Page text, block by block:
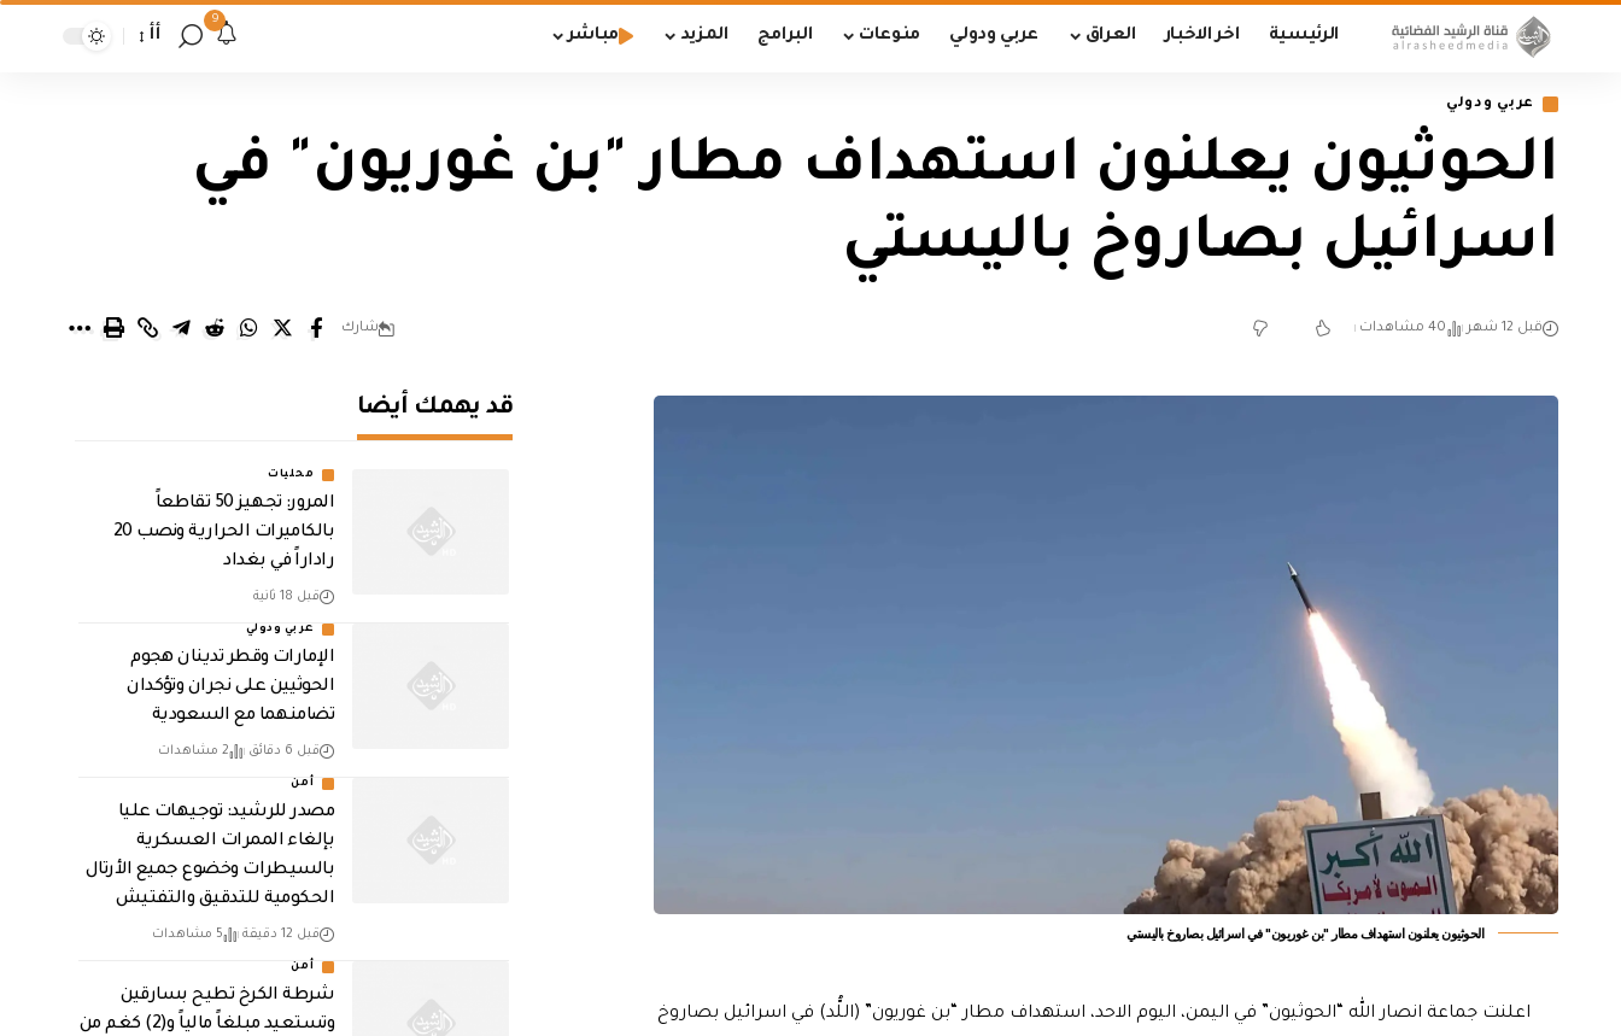
الرئيسية اخر الاخبار العراق عربي ودولي منوعات البرامج المزيد مباشر
9
أأ
عربي ودولي
الحوثيون يعلنون استهداف مطار "بن غوريون" في
اسرائيل بصاروخ باليستي
قبل 12 شهر 40 مشاهدات شارك
الحوثيون يعلنون استهداف مطار "بن غوريون" في اسرائيل بصاروخ باليستي
اعلنت جماعة انصار الله “الحوثيون” في اليمن، اليوم الاحد، استهداف مطار “بن غوريون” (اللُّد) في اسرائيل بصاروخ
قد يهمك أيضا
محليات
المرور: تجهيز 50 تقاطعاً
بالكاميرات الحرارية ونصب 20
راداراً في بغداد
قبل 18 ثانية
عربي ودولي
الإمارات وقطر تدينان هجوم
الحوثيين على نجران وتؤكدان
تضامنهما مع السعودية
قبل 6 دقائق 2 مشاهدات
أمن
مصدر للرشيد: توجيهات عليا
بإلغاء الممرات العسكرية
بالسيطرات وخضوع جميع الأرتال
الحكومية للتدقيق والتفتيش
قبل 12 دقيقة 5 مشاهدات
أمن
شرطة الكرخ تطيح بسارقين
وتستعيد مبلغاً مالياً و(2) كغم من